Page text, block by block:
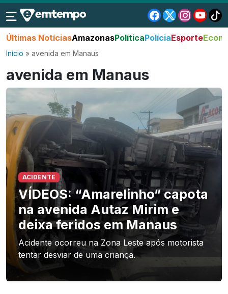
Últimas NotíciasAmazonasPolíticaPolíciaEsporte
Início » avenida em Manaus
avenida em Manaus
ACIDENTE
VÍDEOS: “Amarelinho” capota
na avenida Autaz Mirim e
deixa feridos em Manaus
Acidente ocorreu na Zona Leste após motorista
tentar desviar de uma criança.